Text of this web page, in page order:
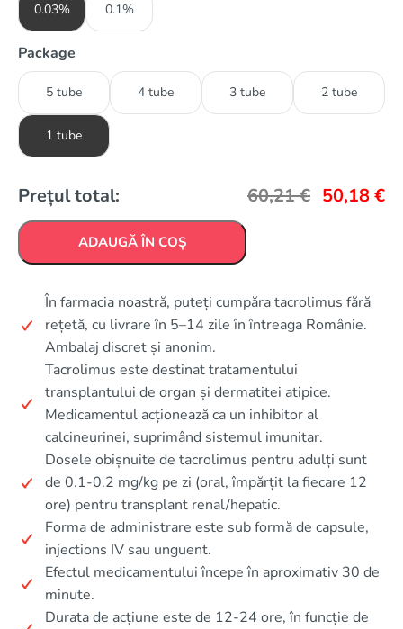
0.03% 0.1%
Package
5 tube 4 tube 3 tube 2 tube
1 tube
Prețul total: 60,21€ 50,18€
ADAUGĂ ÎN COȘ
În farmacia noastră, puteți cumpăra tacrolimus fără
rețetă, cu livrare în 5–14 zile în întreaga Românie.
Ambalaj discret și anonim.
Tacrolimus este destinat tratamentului
transplantului de organ și dermatitei atipice.
Medicamentul acționează ca un inhibitor al
calcineurinei, suprimând sistemul imunitar.
Dosele obișnuite de tacrolimus pentru adulți sunt
de 0.1-0.2 mg/kg pe zi (oral, împărțit la fiecare 12
ore) pentru transplant renal/hepatic.
Forma de administrare este sub formă de capsule,
injections IV sau unguent.
Efectul medicamentului începe în aproximativ 30 de
minute.
Durata de acțiune este de 12-24 ore, în funcție de